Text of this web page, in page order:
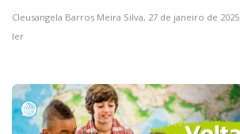
Cleusangela Barros Meira Silva, 27 de janeiro de 2025
ler